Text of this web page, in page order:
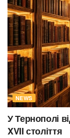
NEWS
У Тернополі
XVII століття